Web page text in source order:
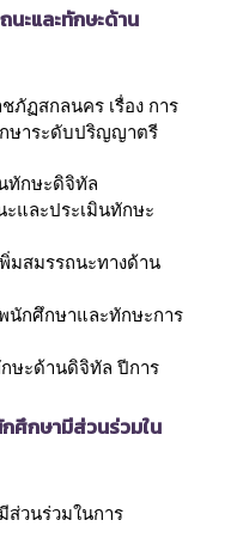
ะและทักษะด้าน
ภัฏสกลนคร เรื่อง การ
ษาระดับปริญญาตรี
กษะดิจิทัล
และประเมินทักษะ
มสมรรถนะทางด้าน
นักศึกษาและทักษะการ
ษะด้านดิจิทัล ปีการ
ศึกษามีส่วนร่วมใน
วนร่วมในการ